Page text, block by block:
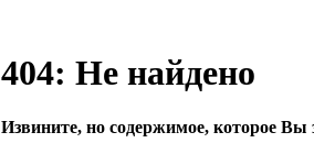
404: Не найдено
Извините, но содержимое, которое Вы